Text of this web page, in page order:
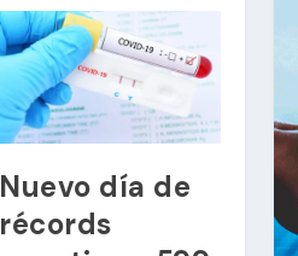
Nuevo día de
récords